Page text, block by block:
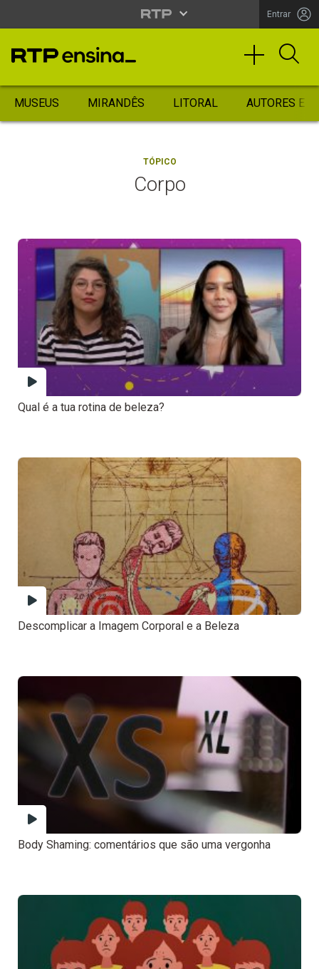
Entrar
MUSEUS MIRANDÊS LITORAL AUTORES
TÓPICO
Corpo
Qual é a tua rotina de beleza?
Descomplicar a Imagem Corporal e a Beleza
Body Shaming: comentários que são uma vergonha